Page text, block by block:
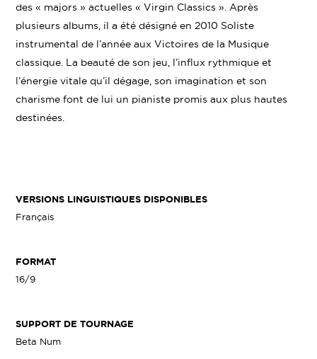
des « majors » actuelles « Virgin Classics ». Après
plusieurs albums, il a été désigné en 2010 Soliste
instrumental de l’année aux Victoires de la Musique
classique. La beauté de son jeu, l’influx rythmique et
l’énergie vitale qu’il dégage, son imagination et son
charisme font de lui un pianiste promis aux plus hautes
destinées.
VERSIONS LINGUISTIQUES DISPONIBLES
Français
FORMAT
16/9
SUPPORT DE TOURNAGE
Beta Num